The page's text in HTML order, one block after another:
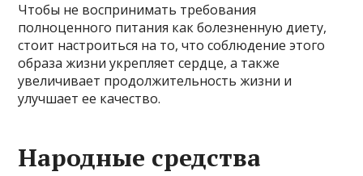
Чтобы не воспринимать требования
полноценного питания как болезненную диету,
стоит настроиться на то, что соблюдение этого
образа жизни укрепляет сердце, а также
увеличивает продолжительность жизни и
улучшает ее качество.
Народные средства